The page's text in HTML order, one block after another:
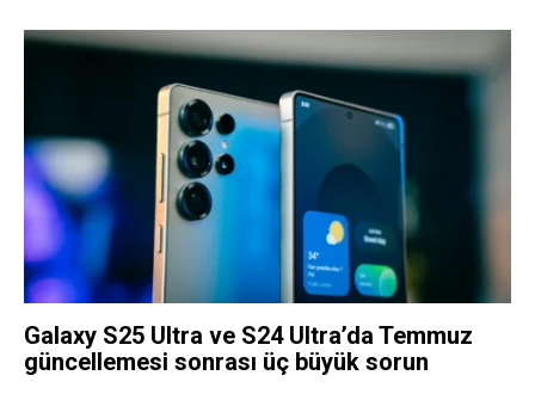
Galaxy S25 Ultra ve S24 Ultra’da Temmuz
güncellemesi sonrası üç büyük sorun